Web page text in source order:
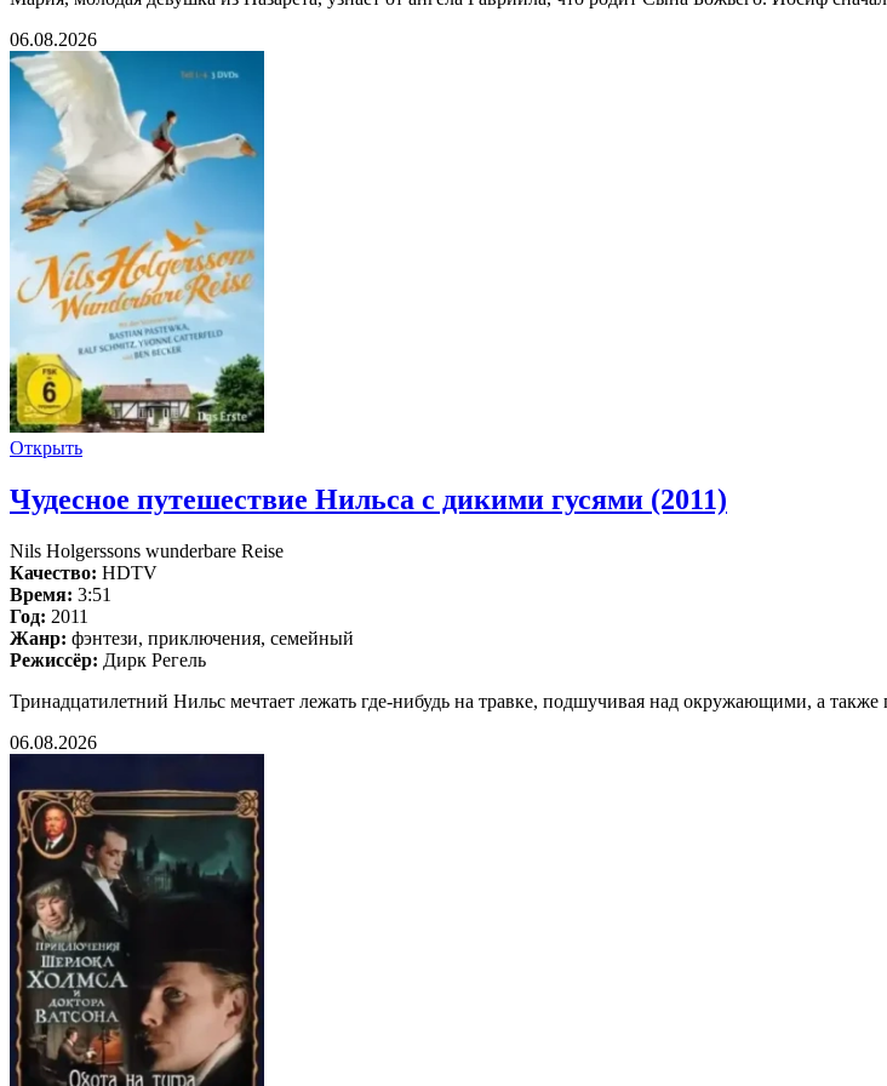
06.08.2026
Открыть
Чудесное путешествие Нильса с дикими гусями (2011)
Nils Holgerssons wunderbare Reise
Качество: HDTV
Время: 3:51
Год: 2011
Жанр: фэнтези, приключения, семейный
Режиссёр: Дирк Регель
Тринадцатилетний Нильс мечтает лежать где-нибудь на травке, подшучивая над окружающими, а
06.08.2026